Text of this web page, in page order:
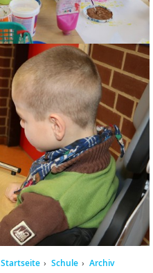
Startseite Schule Archiv